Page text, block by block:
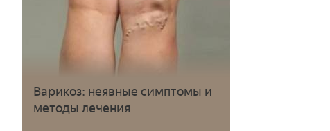
Варикоз: неявные симптомы и
методы лечения